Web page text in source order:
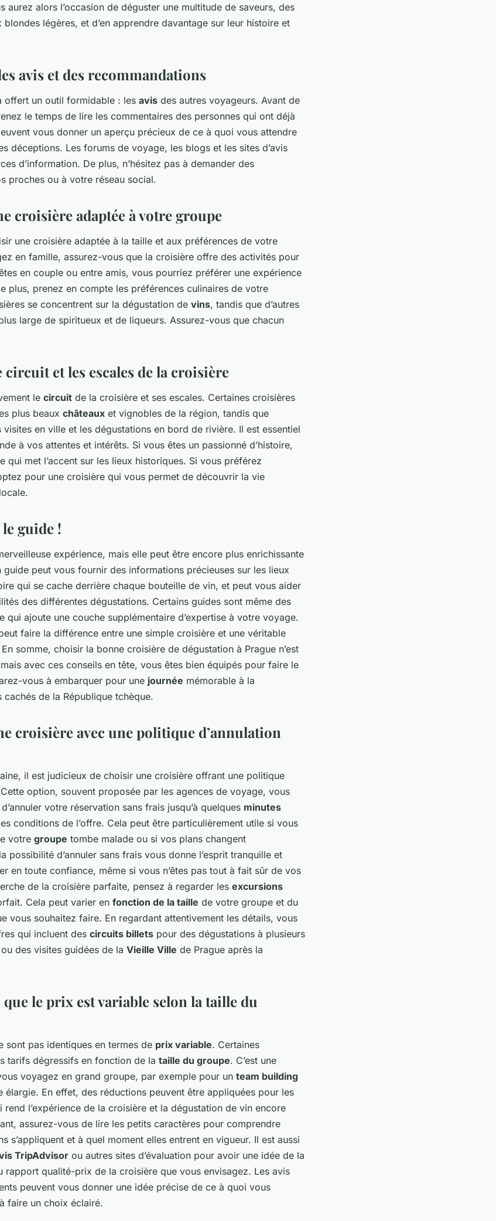
aurez alors l’occasion de déguster une multitude de saveurs, des
légères, et d’en apprendre davantage sur leur histoire et
avis et des recommandations
offert un outil formidable : les avis des autres voyageurs. Avant de
le temps de lire les commentaires des personnes qui ont déjà
vous donner un aperçu précieux de ce à quoi vous attendre
déceptions. Les forums de voyage, les blogs et les sites d’avis
d’information. De plus, n’hésitez pas à demander des
proches ou à votre réseau social.
croisière adaptée à votre groupe
une croisière adaptée à la taille et aux préférences de votre
en famille, assurez-vous que la croisière offre des activités pour
en couple ou entre amis, vous pourriez préférer une expérience
plus, prenez en compte les préférences culinaires de votre
se concentrent sur la dégustation de vins, tandis que d’autres
large de spiritueux et de liqueurs. Assurez-vous que chacun
circuit et les escales de la croisière
le circuit de la croisière et ses escales. Certaines croisières
plus beaux châteaux et vignobles de la région, tandis que
visites en ville et les dégustations en bord de rivière. Il est essentiel
à vos attentes et intérêts. Si vous êtes un passionné d’histoire,
qui met l’accent sur les lieux historiques. Si vous préférez
pour une croisière qui vous permet de découvrir la vie
locale.
le guide !
expérience, mais elle peut être encore plus enrichissante
guide peut vous fournir des informations précieuses sur les lieux
qui se cache derrière chaque bouteille de vin, et peut vous aider
des différentes dégustations. Certains guides sont même des
qui ajoute une couche supplémentaire d’expertise à votre voyage.
faire la différence entre une simple croisière et une véritable
somme, choisir la bonne croisière de dégustation à Prague n’est
avec ces conseils en tête, vous êtes bien équipés pour faire le
vous à embarquer pour une journée mémorable à la
de la République tchèque.
croisière avec une politique d’annulation
il est judicieux de choisir une croisière offrant une politique
option, souvent proposée par les agences de voyage, vous
votre réservation sans frais jusqu’à quelques minutes
conditions de l’offre. Cela peut être particulièrement utile si vous
votre groupe tombe malade ou si vos plans changent
possibilité d’annuler sans frais vous donne l’esprit tranquille et
en toute confiance, même si vous n’êtes pas tout à fait sûr de vos
de la croisière parfaite, pensez à regarder les excursions
Cela peut varier en fonction de la taille de votre groupe et du
vous souhaitez faire. En regardant attentivement les détails, vous
qui incluent des circuits billets pour des dégustations à plusieurs
des visites guidées de la Vieille Ville de Prague après la
que le prix est variable selon la taille du
sont pas identiques en termes de prix variable. Certaines
tarifs dégressifs en fonction de la taille du groupe. C’est une
voyagez en grand groupe, par exemple pour un team building
élargie. En effet, des réductions peuvent être appliquées pour les
l’expérience de la croisière et la dégustation de vin encore
assurez-vous de lire les petits caractères pour comprendre
s’appliquent et à quel moment elles entrent en vigueur. Il est aussi
TripAdvisor ou autres sites d’évaluation pour avoir une idée de la
rapport qualité-prix de la croisière que vous envisagez. Les avis
peuvent vous donner une idée précise de ce à quoi vous
faire un choix éclairé.